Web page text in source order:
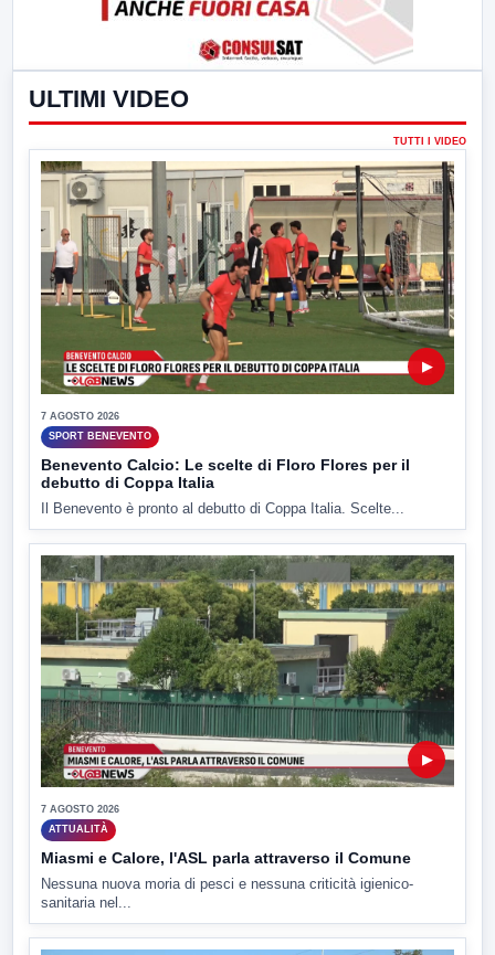
ULTIMI VIDEO
TUTTI I VIDEO
▶
7 AGOSTO 2026
SPORT BENEVENTO
Benevento Calcio: Le scelte di Floro Flores per il
debutto di Coppa Italia
Il Benevento è pronto al debutto di Coppa Italia. Scelte...
▶
7 AGOSTO 2026
ATTUALITÀ
Miasmi e Calore, l'ASL parla attraverso il Comune
Nessuna nuova moria di pesci e nessuna criticità igienico-
sanitaria nel...